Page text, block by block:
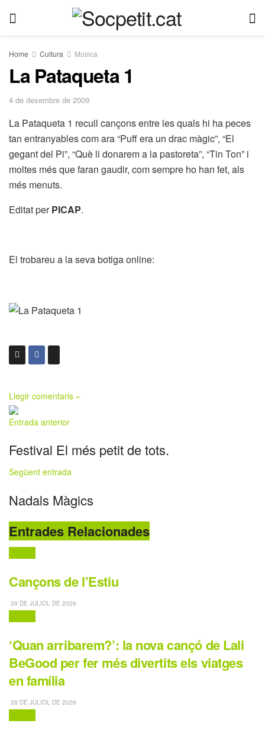
Home Cultura Música
La Pataqueta 1
4 de desembre de 2009
La Pataqueta 1 recull cançons entre les quals hi ha peces
tan entranyables com ara “Puff era un drac màgic”, “El
gegant del Pi”, “Què li donarem a la pastoreta”, “Tin Ton” i
moltes més que faran gaudir, com sempre ho han fet, als
més menuts.
Editat perPICAP.
El trobareu a la seva botiga online:
Llegir comentaris »
Entrada anterior
Festival El més petit de tots.
Següent entrada
Nadals Màgics
Entrades Relacionades
Cançons de l’Estiu
29 DE JULIOL DE 2026
‘Quan arribarem?’: la nova cançó de Lali
BeGood per fer més divertits els viatges
en família
28 DE JULIOL DE 2026